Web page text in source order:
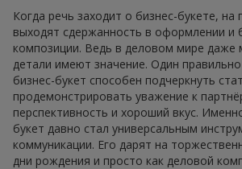
Когда речь заходит о бизнес-букете, на
выходят сдержанность в оформлении и
композиции. Ведь в деловом мире даже
детали имеют значение. Один
бизнес-букет способен подчеркнуть
продемонстрировать уважение к
перспективность и хороший вкус.
букет давно стал универсальным
коммуникации. Его дарят на
дни рождения и просто как деловой